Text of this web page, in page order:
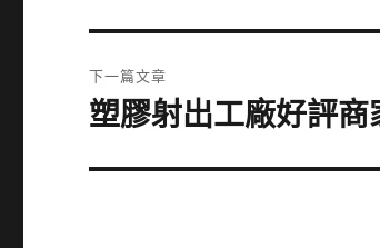
篇
文
章:
下一篇文章
下
篇
塑膠射出工廠好評